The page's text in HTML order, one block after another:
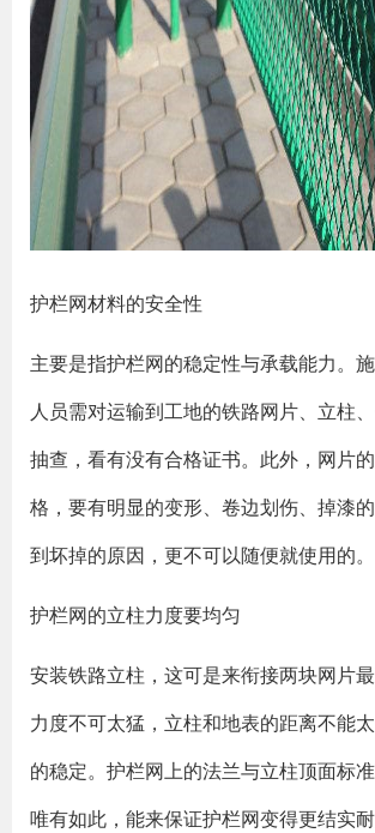
护栏网材料的安全性
主要是指护栏网的稳定性与承载能力。
人员需对运输到工地的铁路网片、立柱
抽查，看有没有合格证书。此外，网片
格，要有明显的变形、卷边划伤、掉漆
到坏掉的原因，更不可以随便就使用的。
护栏网的立柱力度要均匀
安装铁路立柱，这可是来衔接两块网片
力度不可太猛，立柱和地表的距离不能
的稳定。护栏网上的法兰与立柱顶面标准
唯有如此，能来保证护栏网变得更结实耐